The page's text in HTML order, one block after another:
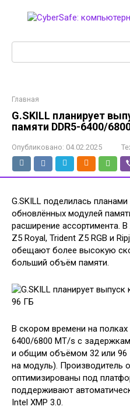
Главная
G.SKILL планирует
памяти DDR5-6400/
Опубликовано: 04.02.2025
G.SKILL поделилась
обновлённых модулей
расширение ассортимента.
Z5 Royal, Trident Z5 RGB и
обещают более высокую
больший объём памяти.
В скором времени на полках
6400/6800 MT/s с
и общим объёмом 32 или 96
на модуль). Производитель
оптимизированы под
поддерживают
Intel XMP 3.0.